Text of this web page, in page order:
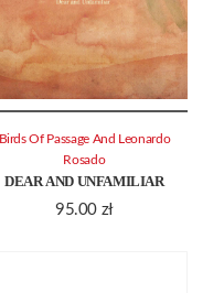
DEAR AND UNFAMILIAR
95.00 zł
Birds Of Passage And Leonardo
Rosado